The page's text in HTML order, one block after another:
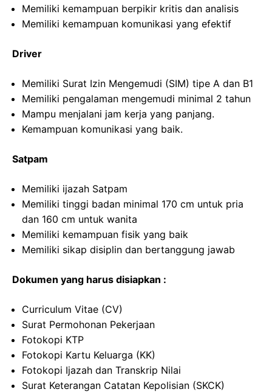
Memiliki kemampuan berpikir kritis dan analisis
Memiliki kemampuan komunikasi yang efektif
Driver
Memiliki Surat Izin Mengemudi (SIM) tipe A dan B1
Memiliki pengalaman mengemudi minimal 2 tahun
Mampu menjalani jam kerja yang panjang.
Kemampuan komunikasi yang baik.
Satpam
Memiliki ijazah Satpam
Memiliki tinggi badan minimal 170 cm untuk pria
dan 160 cm untuk wanita
Memiliki kemampuan fisik yang baik
Memiliki sikap disiplin dan bertanggung jawab
Dokumen yang harus disiapkan :
Curriculum Vitae (CV)
Surat Permohonan Pekerjaan
Fotokopi KTP
Fotokopi Kartu Keluarga (KK)
Fotokopi Ijazah dan Transkrip Nilai
Surat Keterangan Catatan Kepolisian (SKCK)